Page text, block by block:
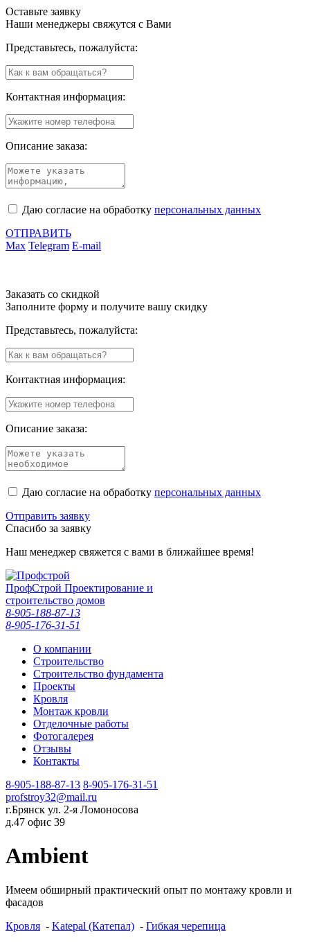
Оставьте заявку
Наши менеджеры свяжутся с Вами
Представьтесь, пожалуйста:
Контактная информация:
Описание заказа:
Даю согласие на обработку персональных данных
ОТПРАВИТЬ
Max Telegram E-mail
Заказать со скидкой
Заполните форму и получите вашу скидку
Представьтесь, пожалуйста:
Контактная информация:
Описание заказа:
Даю согласие на обработку персональных данных
Отправить заявку
Спасибо за заявку
Наш менеджер свяжется с вами в ближайшее время!
ПрофСтрой Проектирование и
строительство домов
8-905-188-87-13
8-905-176-31-51
О компании
Строительство
Строительство фундамента
Проекты
Кровля
Монтаж кровли
Отделочные работы
Фотогалерея
Отзывы
Контакты
8-905-188-87-13 8-905-176-31-51
profstroy32@mail.ru
г.Брянск ул. 2-я Ломоносова
д.47 офис 39
Ambient
Имеем обширный практический опыт по монтажу кровли и
фасадов
Кровля - Katepal (Катепал) - Гибкая черепица